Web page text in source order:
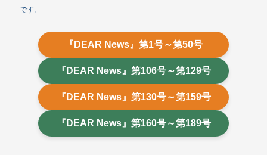
会員になる
寄付する
ボランティアをする
DEARについて
です。
『DEAR News』第1号～第50号
『DEAR News』第106号～第129号
『DEAR News』第130号～第159号
『DEAR News』第160号～第189号